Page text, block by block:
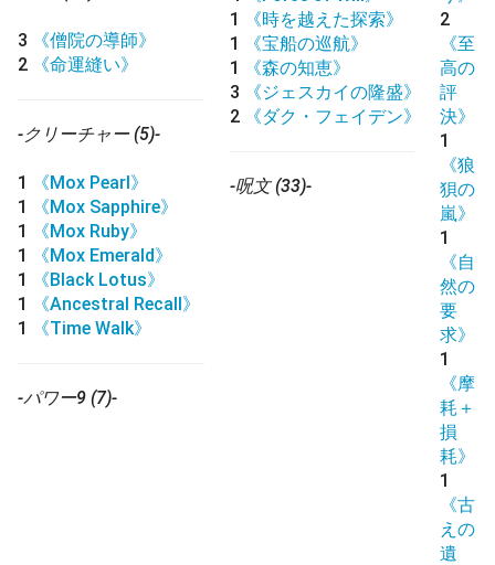
3
《僧院の導師》
2
《命運縫い》
-クリーチャー (5)-
1
《Mox Pearl》
1
《Mox Sapphire》
1
《Mox Ruby》
1
《Mox Emerald》
1
《Black Lotus》
1
《Ancestral Recall》
1
《Time Walk》
-パワー9 (7)-
1
《時を越えた探索》
1
《宝船の巡航》
1
《森の知恵》
3
《ジェスカイの隆盛》
2
《ダク・フェイデン》
-呪文 (33)-
2
《至
高の
評
決》
1
《狼
狽の
嵐》
1
《自
然の
要
求》
1
《摩
耗＋
損
耗》
1
《古
えの
遺